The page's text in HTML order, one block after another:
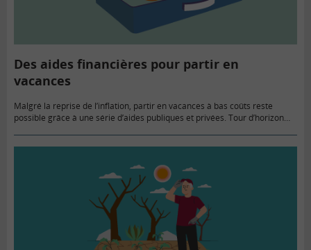
Des aides financières pour partir en
vacances
Malgré la reprise de l’inflation, partir en vacances à bas coûts reste
possible grâce à une série d’aides publiques et privées. Tour d’horizon